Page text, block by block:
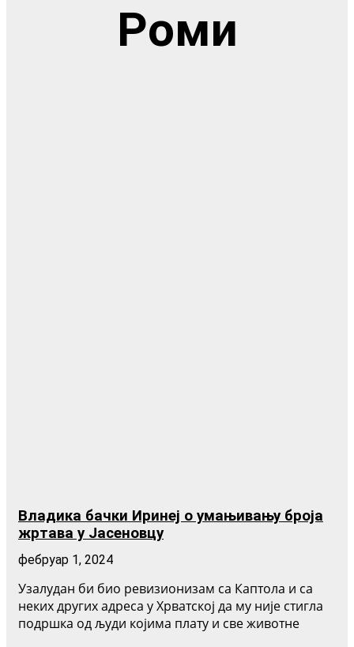
Роми
Владика бачки Иринеј о умањивању броја
жртава у Јасеновцу
фебруар 1, 2024
Узалудан би био ревизионизам са Каптола и са
неких других адреса у Хрватској да му није стигла
подршка од људи којима плату и све животне